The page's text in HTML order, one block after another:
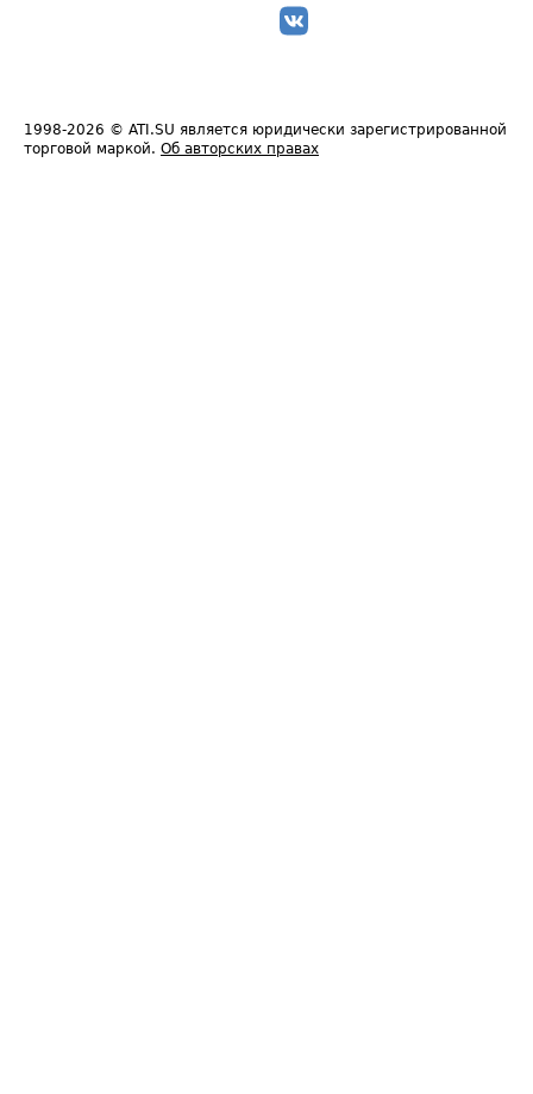
1998-2026 © ATI.SU является юридически зарегистрированной
торговой маркой. Об авторских правах